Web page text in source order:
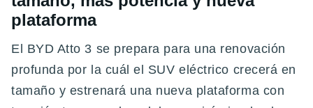
plataforma
El BYD Atto 3 se prepara para una renovación
profunda por la cuál el SUV eléctrico crecerá en
tamaño y estrenará una nueva plataforma con